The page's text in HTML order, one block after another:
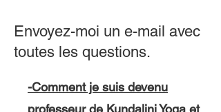
Envoyez-moi un e-mail avec
toutes les questions.
-Comment je suis devenu
professeur de Kundalini Yoga et